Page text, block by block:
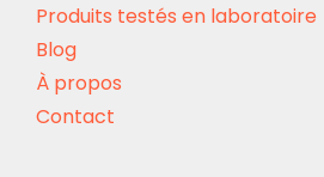
Produits testés en laboratoire
Blog
À propos
Contact